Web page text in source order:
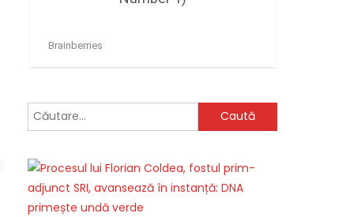
Caută
după: